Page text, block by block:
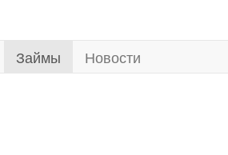
Займы Новости